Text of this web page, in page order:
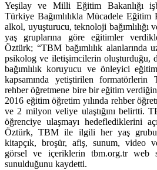
Yeşilay ve Milli Eğitim Bakanlığı
Türkiye Bağımlılıkla Mücadele Eğitim
alkol, uyuşturucu, teknoloji bağımlılığı
yaş gruplarına göre eğitimler
Öztürk; “TBM bağımlılık alanlarında
psikolog ve iletişimcilerin oluşturduğu,
bağımlılık koruyucu ve önleyici
kapsamında yetiştirilen
rehber öğretmene bire bir eğitim
2016 eğitim öğretim yılında rehber
ve 2 milyon veliye ulaştığını belirtti.
öğrenciye ulaşmayı hedeflediklerini
Öztürk, TBM ile ilgili her yaş
kitapçık, broşür, afiş, sunum, video
görsel ve içeriklerin tbm.org.tr web
sunulduğunu kaydetti.